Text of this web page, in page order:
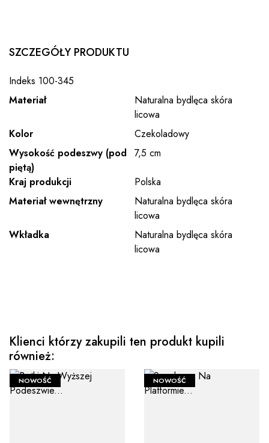
SZCZEGÓŁY PRODUKTU
Indeks 100-345
Materiał
Naturalna bydlęca skóra
licowa
Kolor
Czekoladowy
Wysokość podeszwy (pod
piętą)
7,5 cm
Kraj produkcji
Polska
Materiał wewnętrzny
Naturalna bydlęca skóra
licowa
Wkładka
Naturalna bydlęca skóra
licowa
Klienci którzy zakupili ten produkt kupili
również:
NOWOŚĆ NOWOŚĆ